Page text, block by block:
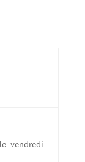
vendredi